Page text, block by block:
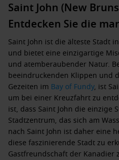
Saint John (New
Entdecken Sie die
Saint John ist die älteste Stadt
und bietet eine einzigartige
und atemberaubender Natur.
beeindruckenden Klippen und
Gezeiten im Bay of Fundy, ist
um bei einer Kreuzfahrt zu
ist, dass Saint John die einzige
Stadtzentrum, das sich am
nach Saint John ist daher eine
diese faszinierende Stadt zu
Gastfreundschaft der Kanadier